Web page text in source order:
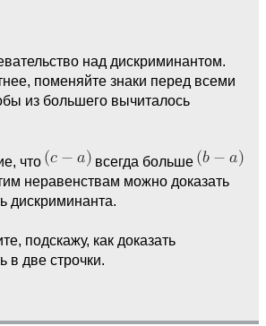
над дискриминантом.
поменяйте знаки перед всеми
из большего вычиталось
что
всегда больше
неравенствам можно доказать
дискриминанта.
подскажу, как доказать
в две строчки.